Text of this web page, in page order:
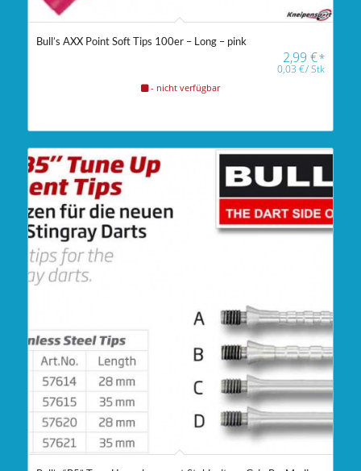
Bull’s AXX Point Soft Tips 100er – Long – pink
2,99€*
0,03€/Stk
- nicht verfügbar